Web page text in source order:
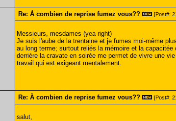
Re: À combien de reprise fumez vous?? [Post#:
Messieurs, mesdames (yea right)
Je suis l'aube de la trentaine et je fumes moi-même
au long terme; surtout reliés la mémoire et la
derrière la cravate en soirée me permet de vivre une
travail qui est exigeant mentalement.
Re: À combien de reprise fumez vous?? [Post#:
salut,